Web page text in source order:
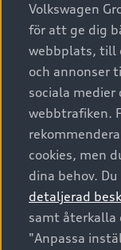
A6 modellerna
SUV
Avant
Audi Sport
Privatleasing
Nya bilar i lager
Begagnade bilar
Audi approved
Finansiering
Audi exclusive
Provkörning
Service &
Audi digital
Originaltillbehör
Garantier
Försäkring
Digitala
Audi Collection
Vanliga frågor
Tjänstebil
Tjänstebil
Business lease
Företagsleasing
Om Audi
Kontakta oss
Audi
myAudi
© 2026 AUDI
Utgivare
Juridiskt Audi
Volkswagen
för att ge dig
webbplats, till
och annonser
sociala medier
webbtrafiken.
cookies, men
dina behov. Du
detaljerad
samt återkalla
"Anpassa